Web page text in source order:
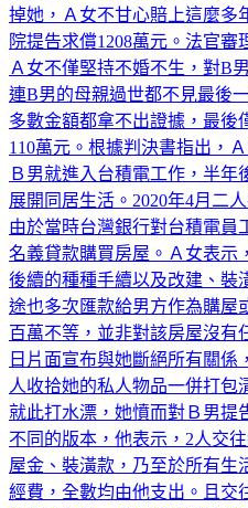
掉她，Ａ女不甘心賠上這麼多
院提告求償1208萬元。法官
Ａ女不僅堅持不婚不生，對B
連B男的母親過世都不見最後
多數金額都拿不出證據，最後
110萬元。根據判決書指出，
Ｂ男就進入台積電工作，半
展開同居生活。2020年4月二
由於當時台灣銀行對台積電員
名義貸款購買房屋。Ａ女表示
後續的種種手續以及改建、裝
途也多次匯款給男方作為購屋
百萬不等，並非對該房屋沒有
日片面宣布與她斷絕所有關
人收拾她的私人物品一併打包
就此打水漂，她憤而對Ｂ男提
不同的版本，他表示，2人交
屋金、裝潢款，乃至於所有生
經費，全數均由他支出。且交